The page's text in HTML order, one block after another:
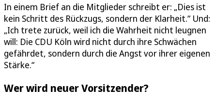
In einem Brief an die Mitglieder schreibt er: „Dies ist
kein Schritt des Rückzugs, sondern der Klarheit.“ Und:
„Ich trete zurück, weil ich die Wahrheit nicht leugnen
will: Die CDU Köln wird nicht durch ihre Schwächen
gefährdet, sondern durch die Angst vor ihrer eigenen
Stärke.“
Wer wird neuer Vorsitzender?